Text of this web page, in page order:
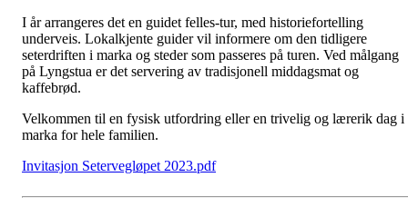
I år arrangeres det en guidet felles-tur, med historiefortelling
underveis. Lokalkjente guider vil informere om den tidligere
seterdriften i marka og steder som passeres på turen. Ved målgang
på Lyngstua er det servering av tradisjonell middagsmat og
kaffebrød.
Velkommen til en fysisk utfordring eller en trivelig og lærerik dag i
marka for hele familien.
Invitasjon Setervegløpet 2023.pdf